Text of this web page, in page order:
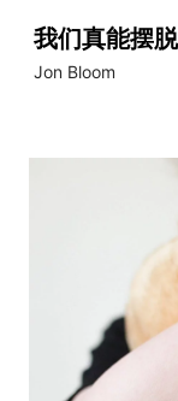
我们真能摆
Jon Bloom